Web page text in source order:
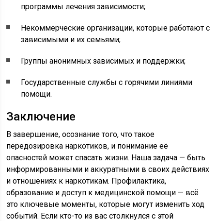
программы лечения зависимости;
Некоммерческие организации, которые работают с
зависимыми и их семьями;
Группы анонимных зависимых и поддержки;
Государственные службы с горячими линиями
помощи.
Заключение
В завершение, осознание того, что такое
передозировка наркотиков, и понимание её
опасностей может спасать жизни. Наша задача — быть
информированными и аккуратными в своих действиях
и отношениях к наркотикам. Профилактика,
образование и доступ к медицинской помощи — всё
это ключевые моменты, которые могут изменить ход
событий. Если кто-то из вас столкнулся с этой